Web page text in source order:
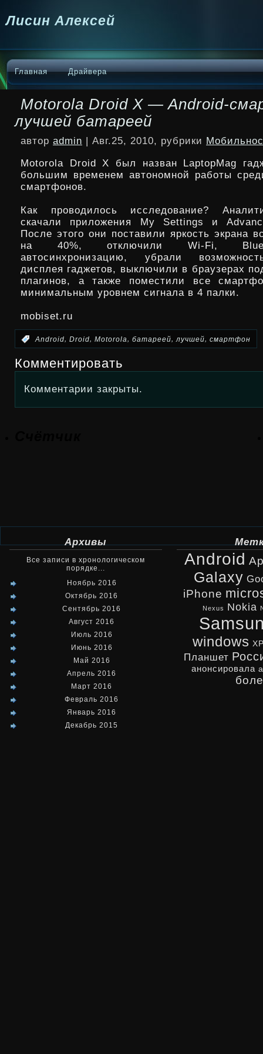
Лисин Алексей
Главная Драйвера
Motorola Droid X — Android-
лучшей батареей
автор admin | Авг.25, 2010, рубрики
Motorola Droid X был назван LaptopMag
большим временем автономной работы
смартфонов.
Как проводилось исследование?
скачали приложения My Settings и
После этого они поставили яркость экрана
на 40%, отключили Wi-Fi,
автосинхронизацию, убрали
дисплея гаджетов, выключили в браузерах
плагинов, а также поместили все
минимальным уровнем сигнала в 4 палки.
mobiset.ru
:Android, Droid, Motorola, батареей, лучшей, смартфон
Комментировать
Комментарии закрыты.
Архивы
Все записи в хронологическом
порядке...
Ноябрь 2016
Октябрь 2016
Сентябрь 2016
Август 2016
Июль 2016
Июнь 2016
Май 2016
Апрель 2016
Март 2016
Февраль 2016
Январь 2016
Декабрь 2015
Android
Galaxy
iPhone
Nexus Nokia
windows
Планшет
анонсировала